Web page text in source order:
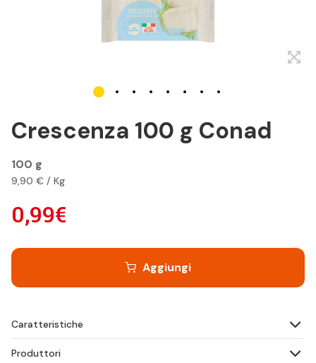
Crescenza 100 g Conad
100 g
9,90 € / Kg
0,99€
Aggiungi
Caratteristiche
Produttori